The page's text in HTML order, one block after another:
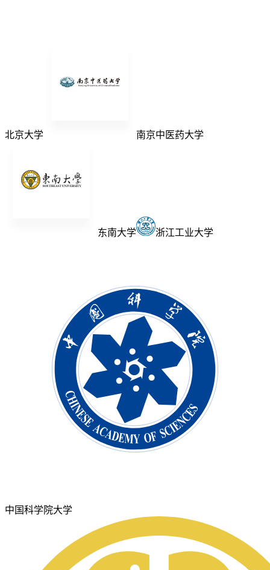
北京大学 南京中医药大学
东南大学 浙江工业大学
中国科学院大学